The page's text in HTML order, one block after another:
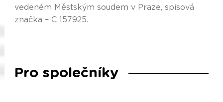
vedeném Městským soudem v Praze, spisová
značka – C 157925.
Pro společníky